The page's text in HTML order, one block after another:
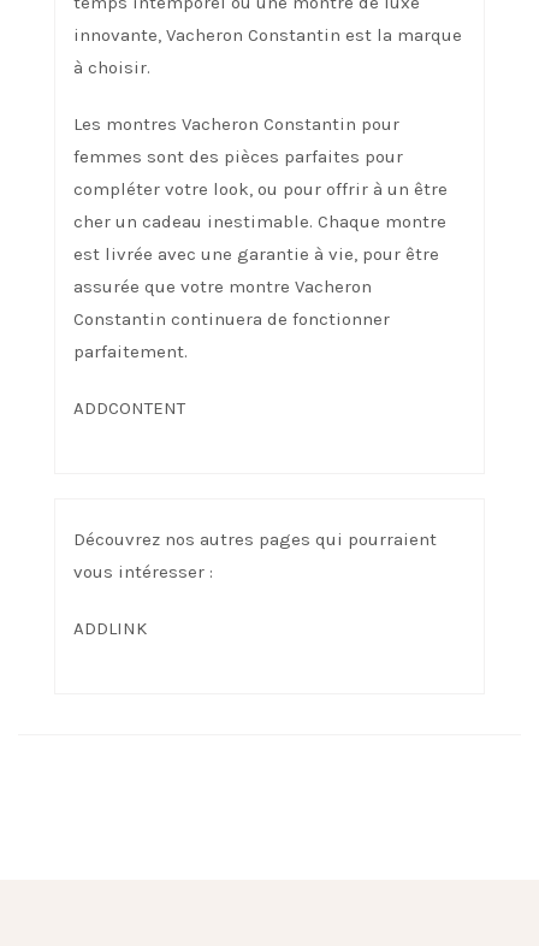
innovante, Vacheron Constantin est la marque
à choisir.
Les montres Vacheron Constantin pour
femmes sont des pièces parfaites pour
compléter votre look, ou pour offrir à un être
cher un cadeau inestimable. Chaque montre
est livrée avec une garantie à vie, pour être
assurée que votre montre Vacheron
Constantin continuera de fonctionner
parfaitement.
ADDCONTENT
Découvrez nos autres pages qui pourraient
vous intéresser :
ADDLINK